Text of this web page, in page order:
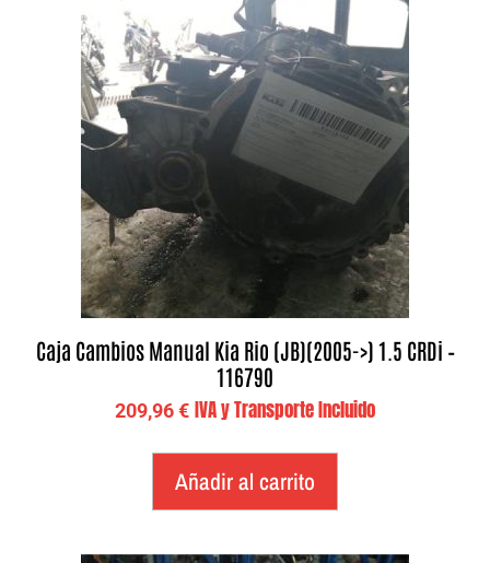
Caja Cambios Manual Kia Rio (JB)(2005->) 1.5 CRDi –
116790
209,96€ IVA y Transporte Incluido
Añadir al carrito